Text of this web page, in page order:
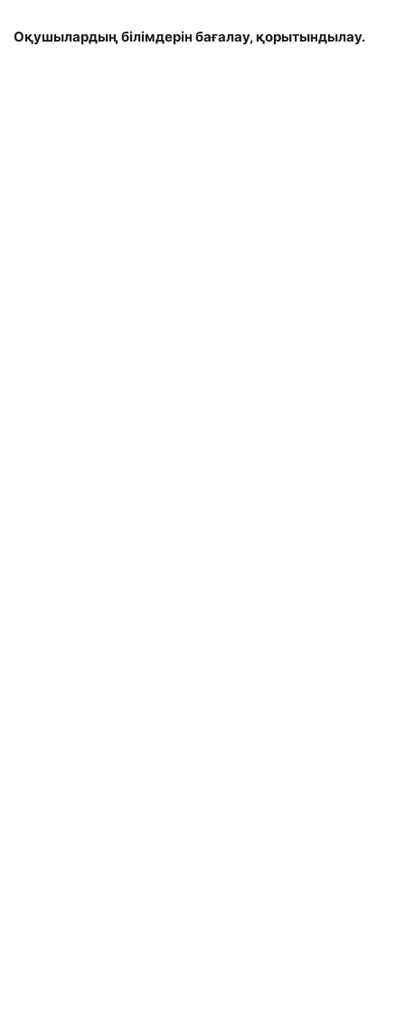
Оқушылардың білімдерін бағалау, қорытындылау.